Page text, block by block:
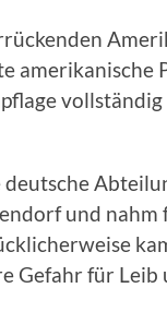
amerikanische
deutsche
und
Gefahr für Leib